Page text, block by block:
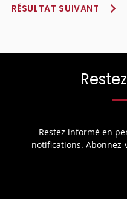
RÉSULTAT SUIVANT
Restez
Restez informé en
notifications.